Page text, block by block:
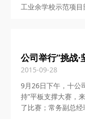
工业余学校示范项目
公司举行“挑战
2015-09-28
9月26日下午，十公
持”平板支撑大赛，
了比赛；常务副总